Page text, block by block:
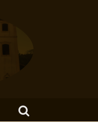
Search for: